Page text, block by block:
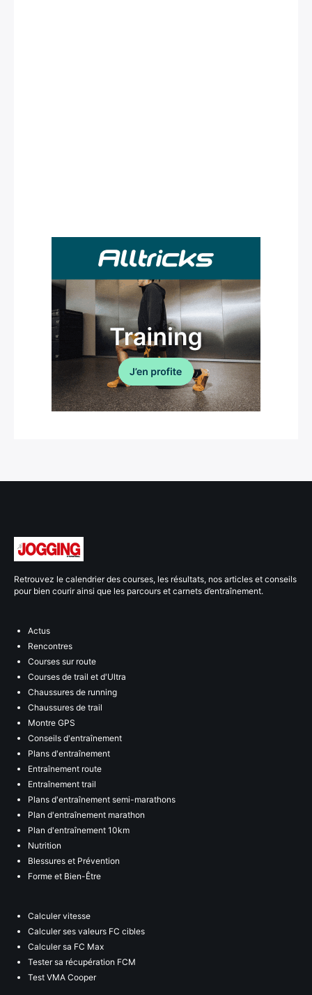
Retrouvez le calendrier des courses, les résultats, nos articles et conseils
pour bien courir ainsi que les parcours et carnets d’entraînement.
Actus
Rencontres
Courses sur route
Courses de trail et d'Ultra
Chaussures de running
Chaussures de trail
Montre GPS
Conseils d'entraînement
Plans d'entraînement
Entraînement route
Entraînement trail
Plans d'entraînement semi-marathons
Plan d'entraînement marathon
Plan d'entraînement 10km
Nutrition
Blessures et Prévention
Forme et Bien-Être
Calculer vitesse
Calculer ses valeurs FC cibles
Calculer sa FC Max
Tester sa récupération FCM
Test VMA Cooper